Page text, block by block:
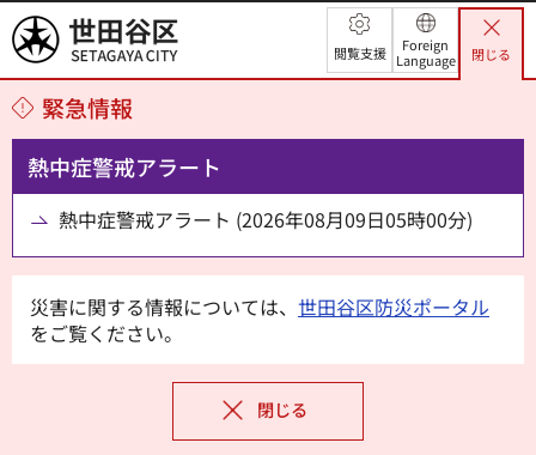
世田谷区 閲覧支援
Foreign
Language
閉じる
緊急情報
熱中症警戒アラート
熱中症警戒アラート (2026年08月09日05時00分)
災害に関する情報については、 世田谷区防災ポータル
をご覧ください。
閉じる